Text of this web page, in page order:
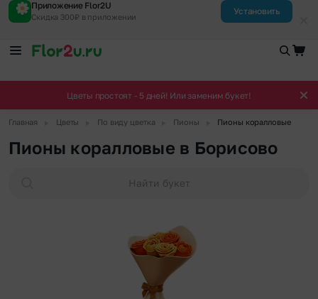
Приложение Flor2U
Скидка 300₽ в приложении
Установить
Цветы простоят - 5 дней! Или заменим букет!
Главная Цветы По виду цветка Пионы Пионы коралловые
Пионы коралловые в Борисово
Найти букет